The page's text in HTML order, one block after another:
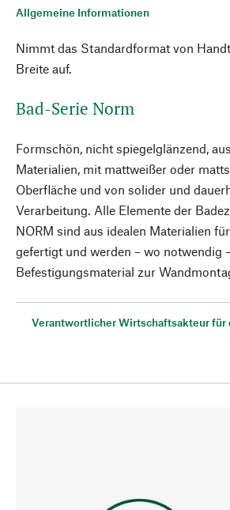
Allgemeine Informationen
Nimmt das Standardformat von
Breite auf.
Bad-Serie Norm
Formschön, nicht spiegelglänzend,
Materialien, mit mattweißer oder
Oberfläche und von solider und
Verarbeitung. Alle Elemente der
NORM sind aus idealen Materialien
gefertigt und werden – wo notwendig
Befestigungsmaterial zur
Verantwortlicher Wirtschaftsakteur für